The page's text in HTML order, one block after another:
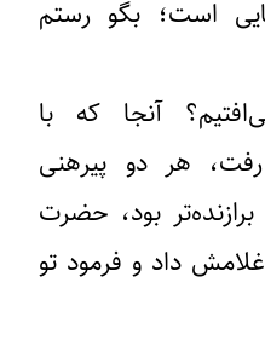
است؛ بگو رستم
آنجا که با
هر دو پیرهنی
بود، حضرت
داد و فرمود تو